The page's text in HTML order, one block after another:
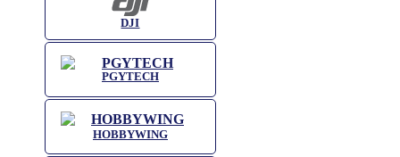
DJI
PGYTECH
HOBBYWING